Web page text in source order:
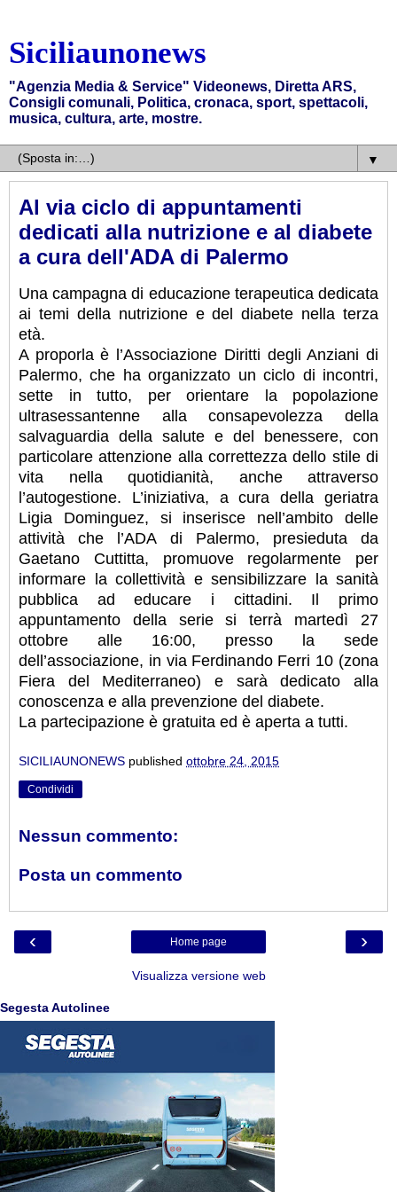
Siciliaunonews
"Agenzia Media & Service" Videonews, Diretta ARS,
Consigli comunali, Politica, cronaca, sport, spettacoli,
musica, cultura, arte, mostre.
▼
Al via ciclo di appuntamenti
dedicati alla nutrizione e al diabete
a cura dell'ADA di Palermo
Una campagna di educazione terapeutica dedicata
ai temi della nutrizione e del diabete nella terza
età.
A proporla è l’Associazione Diritti degli Anziani di
Palermo, che ha organizzato un ciclo di incontri,
sette in tutto, per orientare la popolazione
ultrasessantenne alla consapevolezza della
salvaguardia della salute e del benessere, con
particolare attenzione alla correttezza dello stile di
vita nella quotidianità, anche attraverso
l’autogestione. L’iniziativa, a cura della geriatra
Ligia Dominguez, si inserisce nell’ambito delle
attività che l’ADA di Palermo, presieduta da
Gaetano Cuttitta, promuove regolarmente per
informare la collettività e sensibilizzare la sanità
pubblica ad educare i cittadini. Il primo
appuntamento della serie si terrà martedì 27
ottobre alle 16:00, presso la sede
dell’associazione, in via Ferdinando Ferri 10 (zona
Fiera del Mediterraneo) e sarà dedicato alla
conoscenza e alla prevenzione del diabete.
La partecipazione è gratuita ed è aperta a tutti.
SICILIAUNONEWS published ottobre 24, 2015
Condividi
Nessun commento:
Posta un commento
‹ ›
Home page
Visualizza versione web
Segesta Autolinee